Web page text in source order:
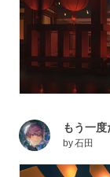
もう一
by石田